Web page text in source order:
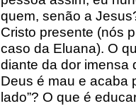
quem, senão a
Cristo presente (nós
caso da Eluana). O
diante da dor imensa
Deus é mau e acaba
lado”? O que é